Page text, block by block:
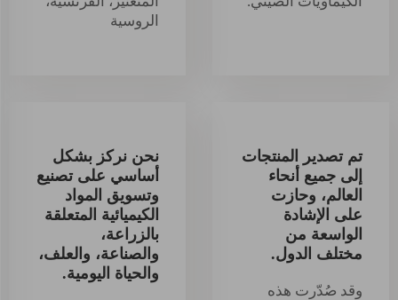
الروسية
تم تصدير المنتجات
إلى جميع أنحاء
العالم، وحازت
على الإشادة
الواسعة من
مختلف الدول.
وقد صُدّرت هذه
نحن نركز بشكل
أساسي على تصنيع
وتسويق المواد
الكيميائية المتعلقة
بالزراعة،
والصناعة، والعلف،
والحياة اليومية.